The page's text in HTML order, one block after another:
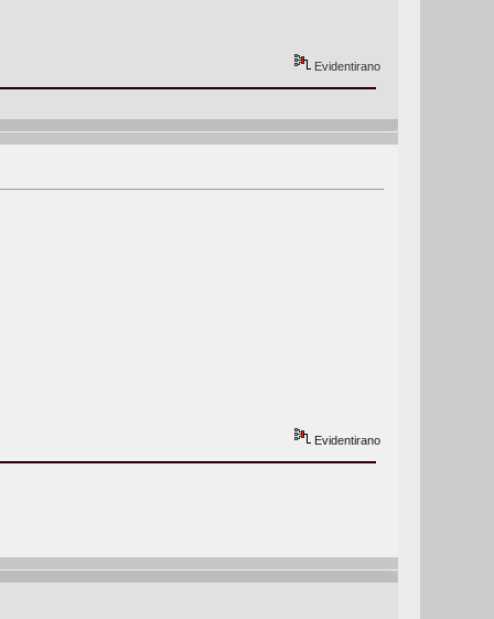
Evidentirano
Evidentirano